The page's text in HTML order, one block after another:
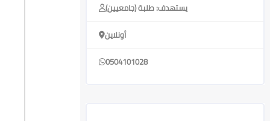
يستهدف: طلبة (جامعيين)
أونلاين
0504101028